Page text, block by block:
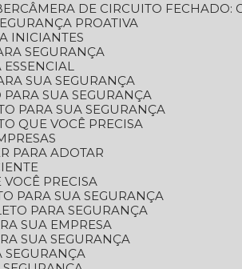
CÂMERA DE CIRCUITO
PROATIVA
INICIANTES
SEGURANÇA
ESSENCIAL
SUA SEGURANÇA
SUA SEGURANÇA
PARA SUA SEGURANÇA
QUE VOCÊ PRECISA
PARA ADOTAR
PRECISA
PARA SUA SEGURANÇA
PARA SEGURANÇA
SUA EMPRESA
SUA SEGURANÇA
SEGURANÇA